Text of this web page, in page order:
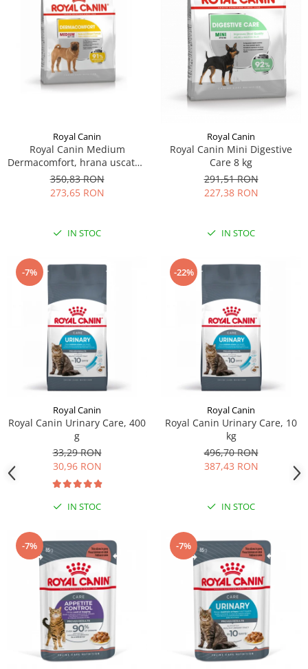
Royal Canin
Royal Canin Medium
Dermacomfort, hrana uscata -
12 kg
350,83 RON
273,65 RON
IN STOC
Royal Canin
Royal Canin Mini Digestive
Care 8 kg
291,51 RON
227,38 RON
IN STOC
-7%
Royal Canin
Royal Canin Urinary Care, 400
g
33,29 RON
30,96 RON
IN STOC
-22%
Royal Canin
Royal Canin Urinary Care, 10
kg
496,70 RON
387,43 RON
IN STOC
-7% -7%